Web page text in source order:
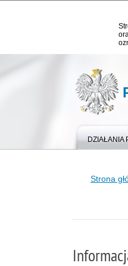
DZIAŁANIA
Strona